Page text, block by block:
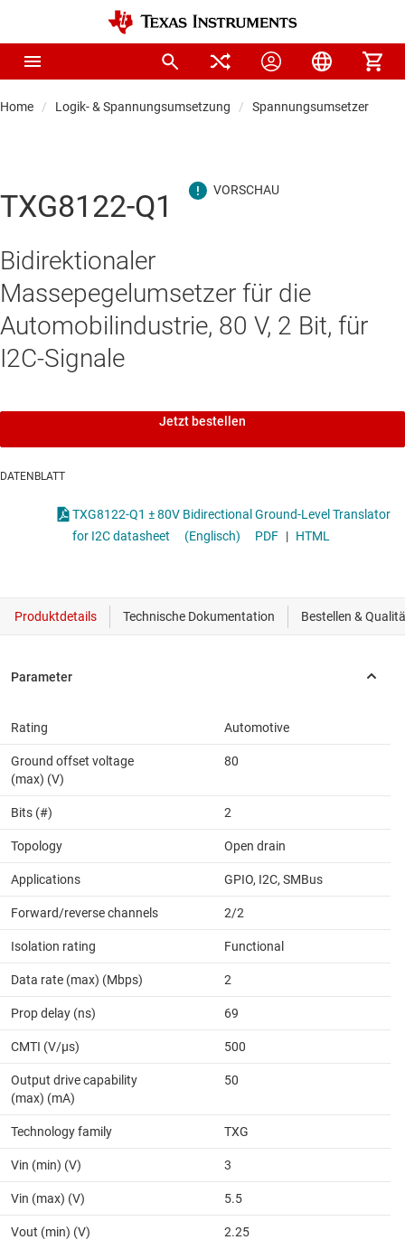
Home Logik- & Spannungsumsetzung Spannungsumsetzer &
TXG8122-Q1
Bidirektionaler
Massepegelumsetzer für die
Automobilindustrie, 80 V, 2 Bit, für
I2C-Signale
Jetzt bestellen
DATENBLATT
TXG8122-Q1 ± 80V Bidirectional Ground-Level Translator
for I2C datasheet
(Englisch) PDF | HTML
Rating Automotive
Ground offset voltage
(max) (V)
80
Bits (#) 2
Topology Open drain
Applications GPIO, I2C, SMBus
Forward/reverse channels 2/2
Isolation rating Functional
Data rate (max) (Mbps) 2
Prop delay (ns) 69
CMTI (V/µs) 500
Output drive capability
(max) (mA)
50
Technology family TXG
Vin (min) (V) 3
Vin (max) (V) 5.5
Vout (min) (V) 2.25